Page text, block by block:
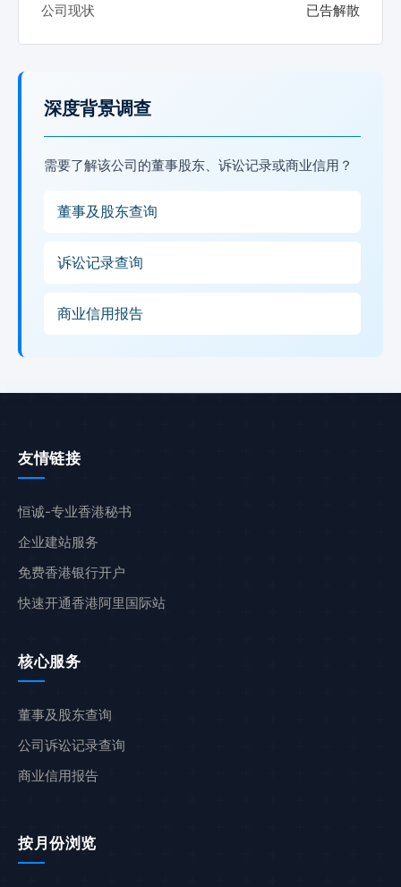
公司现状 已告解散
深度背景调查
需要了解该公司的董事股东、诉讼记录或商业信用？
董事及股东查询
诉讼记录查询
商业信用报告
友情链接
恒诚-专业香港秘书
企业建站服务
免费香港银行开户
快速开通香港阿里国际站
核心服务
董事及股东查询
公司诉讼记录查询
商业信用报告
按月份浏览